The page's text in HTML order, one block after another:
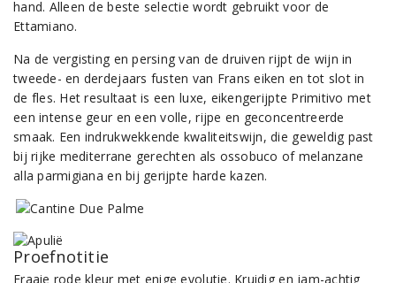
hand. Alleen de beste selectie wordt gebruikt voor de
Ettamiano.
Na de vergisting en persing van de druiven rijpt de wijn in
tweede- en derdejaars fusten van Frans eiken en tot slot in
de fles. Het resultaat is een luxe, eikengerijpte Primitivo met
een intense geur en een volle, rijpe en geconcentreerde
smaak. Een indrukwekkende kwaliteitswijn, die geweldig past
bij rijke mediterrane gerechten als ossobuco of melanzane
alla parmigiana en bij gerijpte harde kazen.
Proefnotitie
Fraaie rode kleur met enige evolutie. Kruidig en jam-achtig